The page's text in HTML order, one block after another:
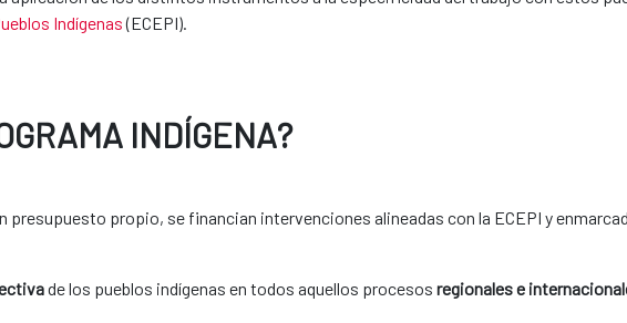
Indígenas(ECEPI).
INDÍGENA?​
presupuesto propio, se financian intervenciones alineadas con la ECEPI y
de los pueblos indígenas en todos aquellos procesos regionales e